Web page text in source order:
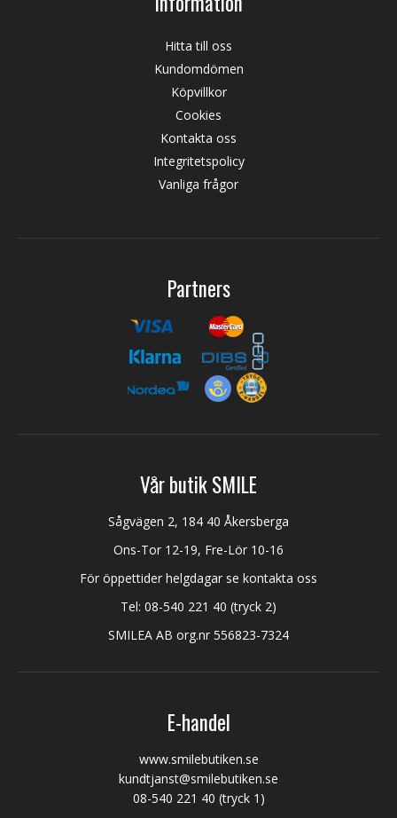
Hitta till oss
Kundomdömen
Köpvillkor
Cookies
Kontakta oss
Integritetspolicy
Vanliga frågor
Partners
Vår butik SMILE
Sågvägen 2, 184 40 Åkersberga
Ons-Tor 12-19, Fre-Lör 10-16
För öppettider helgdagar se kontakta oss
Tel: 08-540 221 40 (tryck 2)
SMILEA AB org.nr 556823-7324
E-handel
www.smilebutiken.se
kundtjanst@smilebutiken.se
08-540 221 40 (tryck 1)